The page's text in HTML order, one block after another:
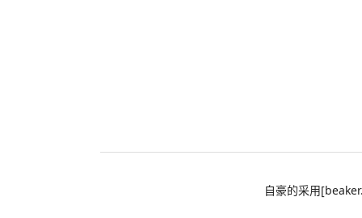
自豪的采用